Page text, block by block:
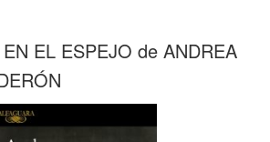
EL ESPEJO de ANDREA